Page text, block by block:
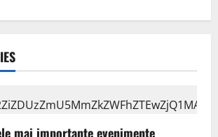
mai importante evenimente